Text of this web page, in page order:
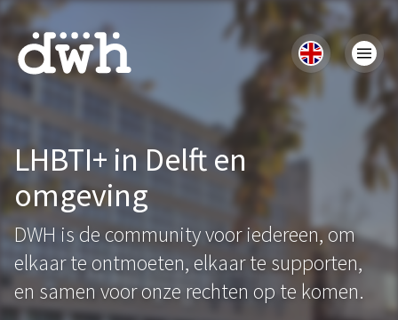
LHBTI+ in Delft en
omgeving
DWH is de community voor iedereen, om
elkaar te ontmoeten, elkaar te supporten,
en samen voor onze rechten op te komen.